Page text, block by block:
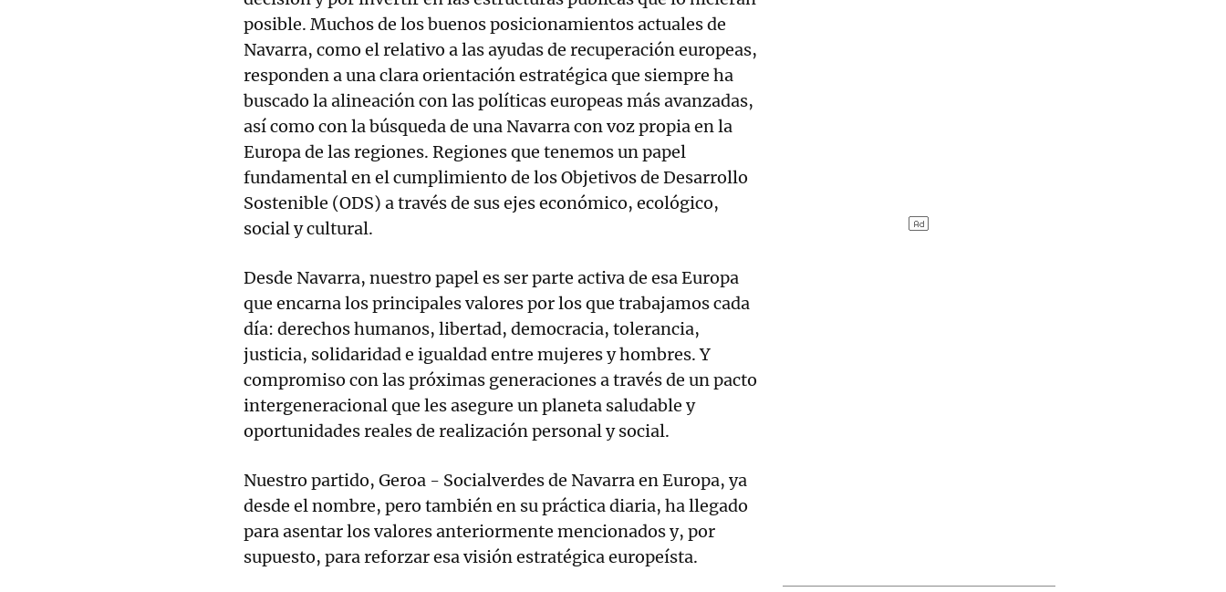
posible. Muchos de los buenos posicionamientos actuales de
Navarra, como el relativo a las ayudas de recuperación europeas,
responden a una clara orientación estratégica que siempre ha
buscado la alineación con las políticas europeas más avanzadas,
así como con la búsqueda de una Navarra con voz propia en la
Europa de las regiones. Regiones que tenemos un papel
fundamental en el cumplimiento de los Objetivos de Desarrollo
Sostenible (ODS) a través de sus ejes económico, ecológico,
social y cultural.
Desde Navarra, nuestro papel es ser parte activa de esa Europa
que encarna los principales valores por los que trabajamos cada
día: derechos humanos, libertad, democracia, tolerancia,
justicia, solidaridad e igualdad entre mujeres y hombres. Y
compromiso con las próximas generaciones a través de un pacto
intergeneracional que les asegure un planeta saludable y
oportunidades reales de realización personal y social.
Nuestro partido, Geroa - Socialverdes de Navarra en Europa, ya
desde el nombre, pero también en su práctica diaria, ha llegado
para asentar los valores anteriormente mencionados y, por
supuesto, para reforzar esa visión estratégica europeísta.